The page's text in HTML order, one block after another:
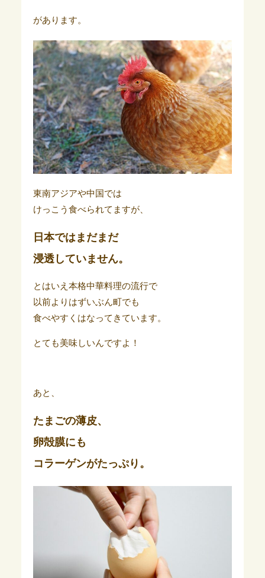
があります。
東南アジアや中国では
けっこう食べられてますが、
日本ではまだまだ
浸透していません。
とはいえ本格中華料理の流行で
以前よりはずいぶん町でも
食べやすくはなってきています。
とても美味しいんですよ！
あと、
たまごの薄皮、
卵殻膜にも
コラーゲンがたっぷり。